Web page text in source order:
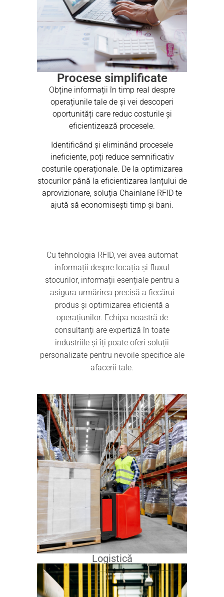
Procese simplificate
Obține informații în timp real despre
operațiunile tale de și vei descoperi
oportunități care reduc costurile și
eficientizează procesele.
Identificând și eliminând procesele
ineficiente, poți reduce semnificativ
costurile operaționale. De la optimizarea
stocurilor până la eficientizarea lanțului de
aprovizionare, soluția Chainlane RFID te
ajută să economisești timp și bani.
Cu tehnologia RFID, vei avea automat
informații despre locația și fluxul
stocurilor, informații esențiale pentru a
asigura urmărirea precisă a fiecărui
produs și optimizarea eficientă a
operațiunilor. Echipa noastră de
consultanți are expertiză în toate
industriile și îți poate oferi soluții
personalizate pentru nevoile specifice ale
afacerii tale.
Logistică